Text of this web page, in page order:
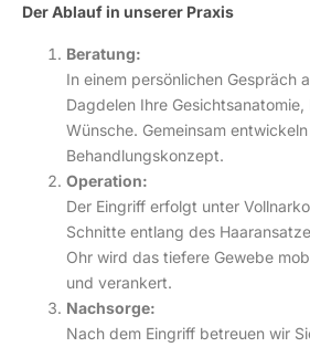
Der Ablauf in unserer Praxis
Beratung:
In einem persönlichen Gespräch
Dagdelen Ihre
Wünsche. Gemeinsam
Behandlungskonzept.
Operation:
Der Eingriff erfolgt unter
Schnitte entlang des
Ohr wird das tiefere Gewebe
und verankert.
Nachsorge:
Nach dem Eingriff betreuen wir